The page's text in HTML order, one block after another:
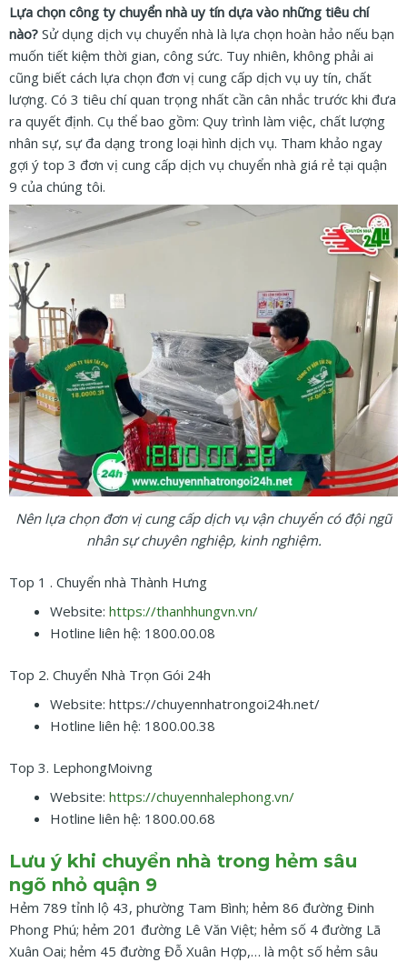
Lựa chọn công ty chuyển nhà uy tín dựa vào những tiêu chí
nào? Sử dụng dịch vụ chuyển nhà là lựa chọn hoàn hảo nếu bạn
muốn tiết kiệm thời gian, công sức. Tuy nhiên, không phải ai
cũng biết cách lựa chọn đơn vị cung cấp dịch vụ uy tín, chất
lượng. Có 3 tiêu chí quan trọng nhất cần cân nhắc trước khi đưa
ra quyết định. Cụ thể bao gồm: Quy trình làm việc, chất lượng
nhân sự, sự đa dạng trong loại hình dịch vụ. Tham khảo ngay
gợi ý top 3 đơn vị cung cấp dịch vụ chuyển nhà giá rẻ tại quận
9 của chúng tôi.
Nên lựa chọn đơn vị cung cấp dịch vụ vận chuyển có đội ngũ
nhân sự chuyên nghiệp, kinh nghiệm.
Top 1 . Chuyển nhà Thành Hưng
Website: https://thanhhungvn.vn/
Hotline liên hệ: 1800.00.08
Top 2. Chuyển Nhà Trọn Gói 24h
Website: https://chuyennhatrongoi24h.net/
Hotline liên hệ: 1800.00.38
Top 3. LephongMoivng
Website: https://chuyennhalephong.vn/
Hotline liên hệ: 1800.00.68
Lưu ý khi chuyển nhà trong hẻm sâu
ngõ nhỏ quận 9
Hẻm 789 tỉnh lộ 43, phường Tam Bình; hẻm 86 đường Đinh
Phong Phú; hẻm 201 đường Lê Văn Việt; hẻm số 4 đường Lã
Xuân Oai; hẻm 45 đường Đỗ Xuân Hợp,… là một số hẻm sâu